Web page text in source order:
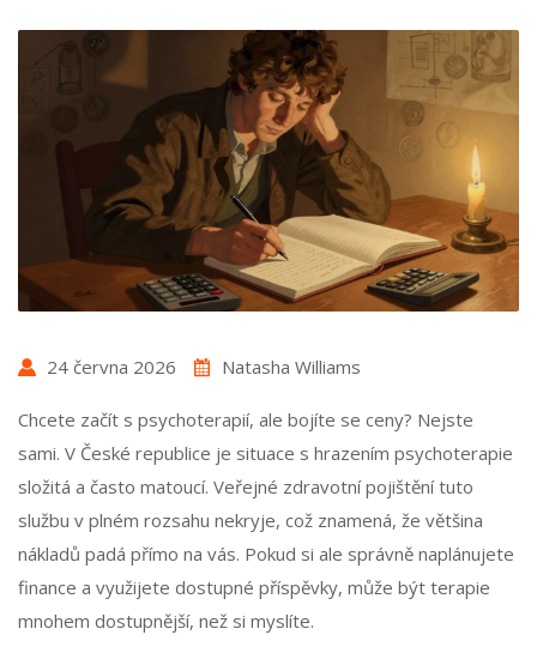
24 června 2026 Natasha Williams
Chcete začít s psychoterapií, ale bojíte se ceny? Nejste
sami. V České republice je situace s hrazením psychoterapie
složitá a často matoucí. Veřejné zdravotní pojištění tuto
službu v plném rozsahu nekryje, což znamená, že většina
nákladů padá přímo na vás. Pokud si ale správně naplánujete
finance a využijete dostupné příspěvky, může být terapie
mnohem dostupnější, než si myslíte.